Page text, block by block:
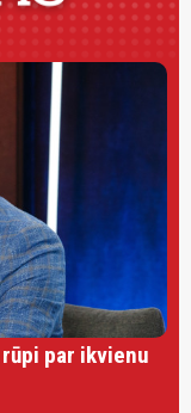
par ikvienu